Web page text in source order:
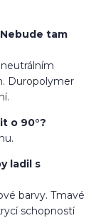
tam
Duropolymer
o 90°?
ladil s
barvy. Tmavé
schopností